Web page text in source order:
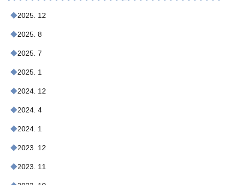
2025. 12
2025. 8
2025. 7
2025. 1
2024. 12
2024. 4
2024. 1
2023. 12
2023. 11